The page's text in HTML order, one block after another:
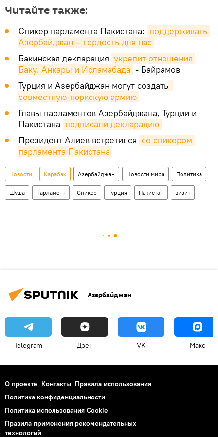
Читайте также:
Спикер парламента Пакистана: поддерживать
Азербайджан – гордость для нас
Бакинская декларация укрепит отношения
Баку, Анкары и Исламабада - Байрамов
Турция и Азербайджан могут создать
совместную тюркскую армию
Главы парламентов Азербайджана, Турции и
Пакистана подписали декларацию
Президент Алиев встретился со спикером
парламента Пакистана
Новости Карабах Азербайджан Новости мира Политика
Шуша парламент Спикер Турция Пакистан визит
Азербайджан
Telegram Дзен VK Макс
О проекте Контакты Правила использования
Политика конфиденциальности
Политика использования Cookie
Правила применения рекомендательных
технологий